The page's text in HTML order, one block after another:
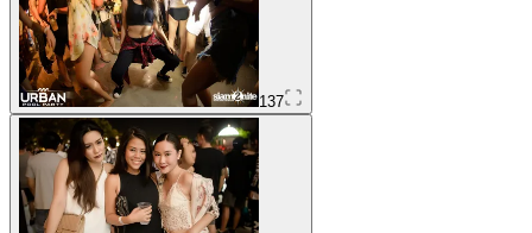
137